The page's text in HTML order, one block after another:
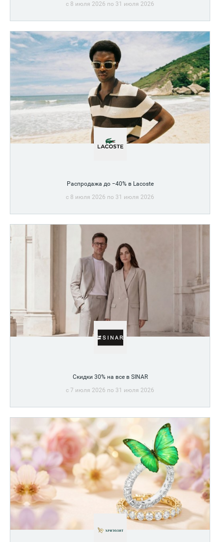
c 8 июля 2026 по 31 июля 2026
Распродажа до −40% в Lacoste
c 8 июля 2026 по 31 июля 2026
Скидки 30% на все в SINAR
c 7 июля 2026 по 31 июля 2026